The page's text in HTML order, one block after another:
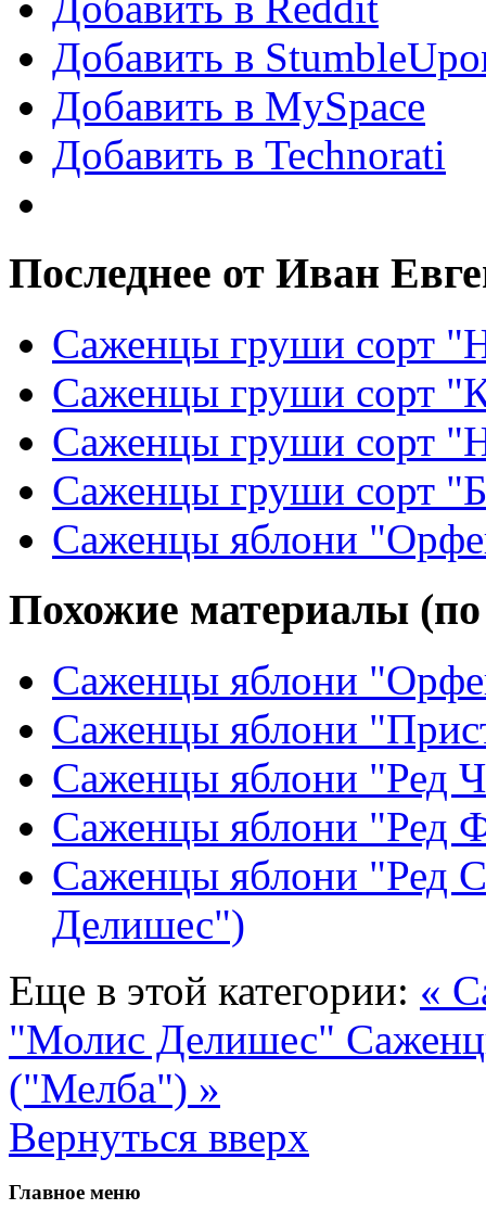
Добавить в
Добавить в MySpace
Добавить в Technorati
Последнее от Иван
Саженцы груши сорт
Саженцы груши сорт
Саженцы груши сорт
Саженцы груши сорт
Саженцы яблони
Похожие материалы (по
Саженцы яблони
Саженцы яблони
Саженцы яблони "Ред
Саженцы яблони "Ред
Саженцы яблони "Ред
Делишес")
Еще в этой категории: «
"Молис Делишес"
("Мелба") »
Вернуться вверх
Главное меню